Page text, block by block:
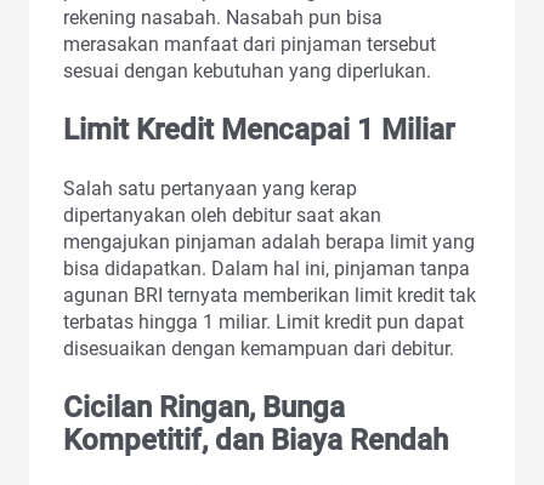
rekening nasabah. Nasabah pun bisa
merasakan manfaat dari pinjaman tersebut
sesuai dengan kebutuhan yang diperlukan.
Limit Kredit Mencapai 1 Miliar
Salah satu pertanyaan yang kerap
dipertanyakan oleh debitur saat akan
mengajukan pinjaman adalah berapa limit yang
bisa didapatkan. Dalam hal ini, pinjaman tanpa
agunan BRI ternyata memberikan limit kredit tak
terbatas hingga 1 miliar. Limit kredit pun dapat
disesuaikan dengan kemampuan dari debitur.
Cicilan Ringan, Bunga
Kompetitif, dan Biaya Rendah